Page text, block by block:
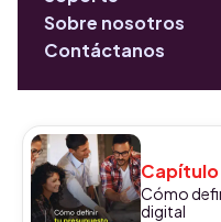
Sobre nosotros
Contáctanos
Capítulo
Cómo
digital